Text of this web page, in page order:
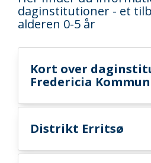
daginstitutioner - et
alderen 0-5 år
Kort over
Fredericia
Distrikt Erritsø